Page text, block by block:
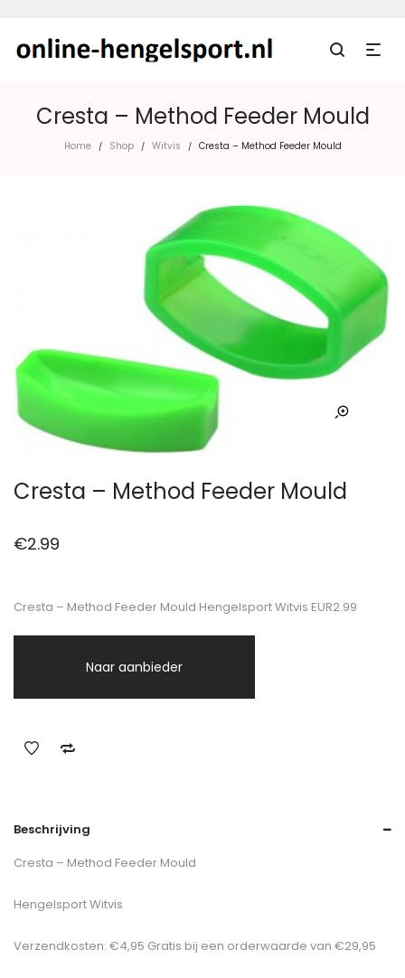
Cresta – Method Feeder Mould
Home / Shop / Witvis / Cresta – Method Feeder Mould
Cresta – Method Feeder Mould
€2.99
Cresta – Method Feeder Mould Hengelsport Witvis EUR2.99
Naar aanbieder
Beschrijving
Cresta – Method Feeder Mould
Hengelsport Witvis
Verzendkosten: €4,95 Gratis bij een orderwaarde van €29,95